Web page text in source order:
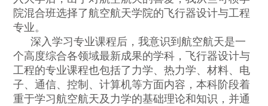
院混合班选择了航空航天学院的飞行器设计与工程
专业。
深入学习专业课程后，我意识到航空航天是一
个高度综合各领域最新成果的学科，飞行器设计与
工程的专业课程也包括了力学、热力学、材料、电
子、通信、控制、计算机等方面内容，本科阶段着
重于学习航空航天及力学的基础理论和知识，并通